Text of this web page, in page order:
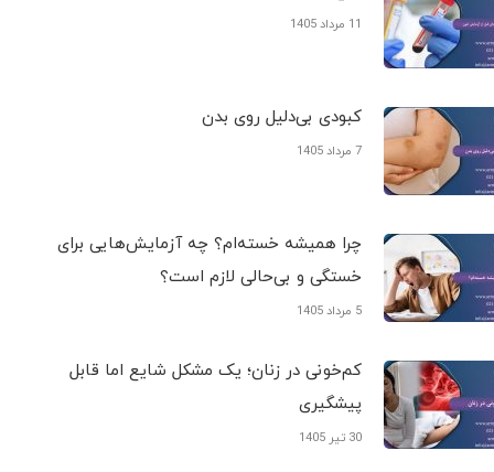
11 مرداد 1405
کبودی‌ بی‌دلیل روی بدن
7 مرداد 1405
چرا همیشه خسته‌ام؟ چه آزمایش‌هایی برای
خستگی و بی‌حالی لازم است؟
5 مرداد 1405
کم‌خونی در زنان؛ یک مشکل شایع اما قابل
پیشگیری
30 تیر 1405